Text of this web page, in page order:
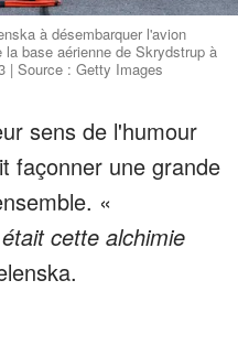
à désembarquer l'avion
base aérienne de Skrydstrup à
| Source : Getty Images
sens de l'humour
façonner une grande
«
cette alchimie